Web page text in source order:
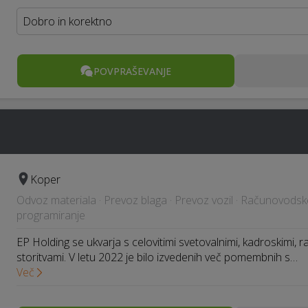
Dobro in korektno
POVPRAŠEVANJE
Koper
Odvoz materiala · Prevoz blaga · Prevoz vozil ·
programiranje
EP Holding se ukvarja s celovitimi svetovalnimi, kadroskimi,
storitvami. V letu 2022 je bilo izvedenih več pomembnih s…
Več